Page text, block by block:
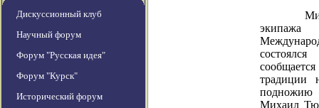
Дискуссионный клуб
Научный форум
Форум "Русская идея"
Форум "Курск"
Исторический форум
Митинг,
экипажа
традиции
подножию
Михаил